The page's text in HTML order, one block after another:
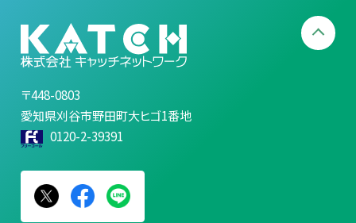
〒448-0803
愛知県刈谷市野田町大ヒゴ1番地
0120-2-39391